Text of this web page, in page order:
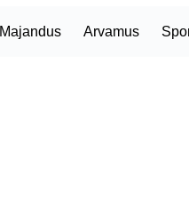
Majandus Arvamus